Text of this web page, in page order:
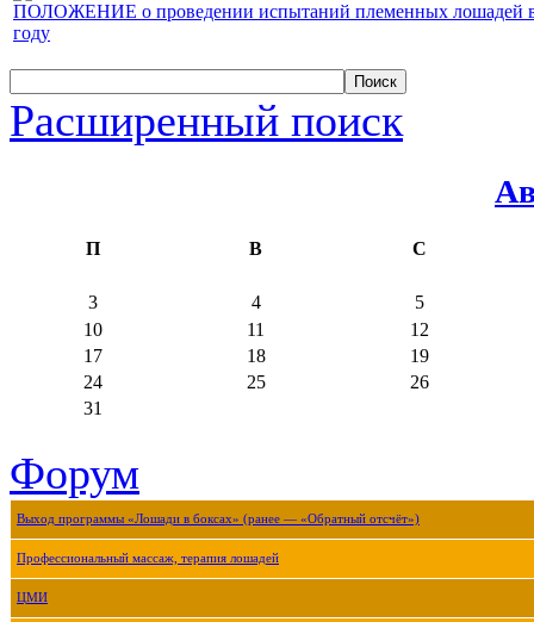
ПОЛОЖЕНИЕ о проведении испытаний племенных лошадей
году
Расширенный поиск
П В С
3 4
5
10
11
12
17
18
19
24
25
26
31
Форум
Выход программы «Лошади в боксах» (ранее — «Обратный отсчёт»)
Профессиональный массаж, терапия лошадей
ЦМИ